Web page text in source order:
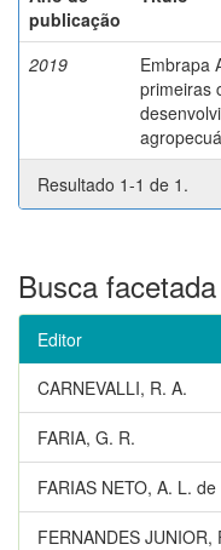
publicação
2019
Embrapa
primeiras
Resultado 1-1 de 1.
Busca facetada
Editor
CARNEVALLI, R. A.
FARIA, G. R.
FARIAS NETO, A. L. de
FERNANDES JUNIOR,